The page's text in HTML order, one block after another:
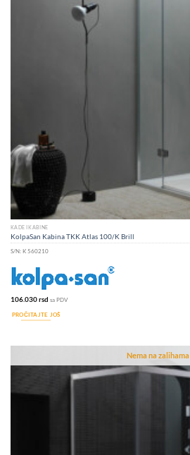
KADE I KABINE
KolpaSan Kabina TKK Atlas 100/K Brill
S/N: K 560210
106.030rsd sa PDV
PROČITAJTE JOŠ
Nema na zalihama